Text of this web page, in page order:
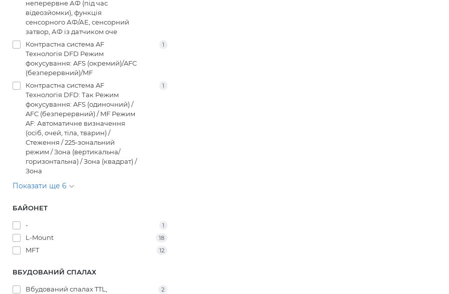
неперервне АФ (під час
відеозйомки), функція
сенсорного АФ/АЕ, сенсорний
затвор, АФ із датчиком оче
Контрастна система AF
Технологія DFD Режим
фокусування: AFS (окремий)/AFC
(безперервний)/MF
1
Контрастна система AF
Технологія DFD: Так Режим
фокусування: AFS (одиночний) /
AFC (безперервний) / MF Режим
AF: Автоматичне визначення
(осіб, очей, тіла, тварин) /
Стеження / 225-зональний
режим / Зона (вертикальна/
горизонтальна) / Зона (квадрат) /
Зона
1
Показати ще 6
БАЙОНЕТ
- 1
L-Mount 18
MFT 12
ВБУДОВАНИЙ СПАЛАХ
Вбудований спалах TTL,
2